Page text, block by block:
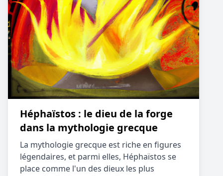
Héphaïstos : le dieu de la forge
dans la mythologie grecque
La mythologie grecque est riche en figures
légendaires, et parmi elles, Héphaïstos se
place comme l'un des dieux les plus